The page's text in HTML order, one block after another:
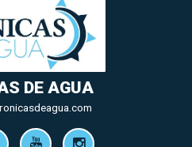
DE AGUA